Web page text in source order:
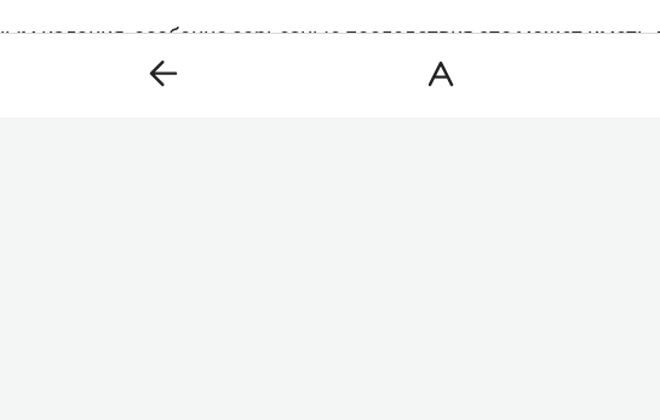
издания, особенно серьезные последствия это может иметь
частности, американские чиновники опасаются, что Южная